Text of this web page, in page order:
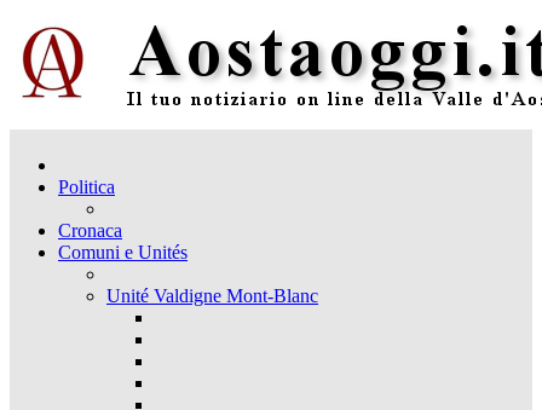
Politica
Cronaca
Comuni e Unités
Unité Valdigne Mont-Blanc